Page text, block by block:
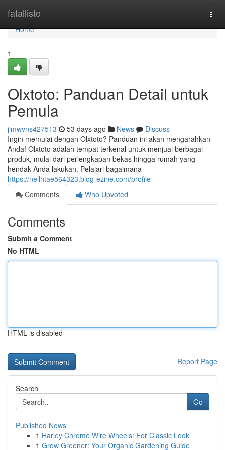
fatallisto
Home
Home
1
Olxtoto: Panduan Detail untuk
Pemula
jimwvns427513 53 days ago News
Discuss
Ingin memulai dengan Olxtoto? Panduan ini akan mengarahkan
Anda! Olxtoto adalah tempat terkenal untuk menjual berbagai
produk, mulai dari perlengkapan bekas hingga rumah yang
hendak Anda lakukan. Pelajari bagaimana
https://nellhtae564323.blog-ezine.com/profile
Comments
Who Upvoted
Comments
Submit a Comment
No HTML
HTML is disabled
Report Page
Search
Go
Published News
1 Harley Chrome Wire Wheels: For Classic Look
1 Grow Greener: Your Organic Gardening Guide